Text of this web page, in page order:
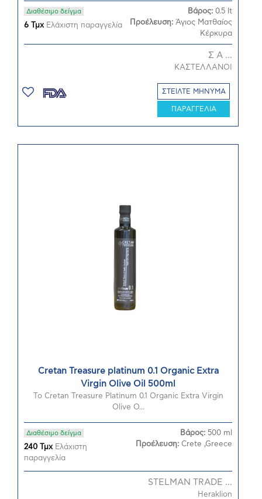
Διαθέσιμο δείγμα
6 ΤμχΕλάχιστη παραγγελία
Βάρος: 0.5 lt
Προέλευση: Άγιος Ματθαίος
Κέρκυρα
Σ Α ...
ΚΑΣΤΕΛΛΑΝΟΙ
ΣΤΕΙΛΤΕ ΜΗΝΥΜΑ
ΠΑΡΑΓΓΕΛΙΑ
Cretan Treasure platinum 0.1 Organic Extra
Virgin Olive Oil 500ml
Το Cretan Treasure Platinum 0.1 Organic Extra Virgin
Olive O...
Διαθέσιμο δείγμα
240 ΤμχΕλάχιστη
παραγγελία
Βάρος: 500 ml
Προέλευση: Crete ,Greece
STELMAN TRADE ...
Heraklion